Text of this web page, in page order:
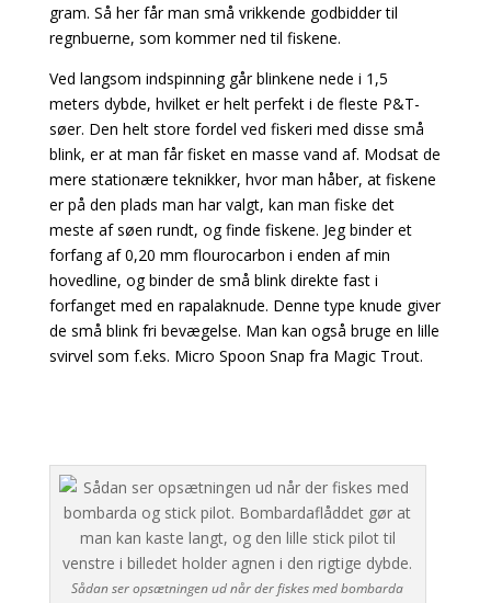
gram. Så her får man små vrikkende godbidder til
regnbuerne, som kommer ned til fiskene.
Ved langsom indspinning går blinkene nede i 1,5
meters dybde, hvilket er helt perfekt i de fleste P&T-
søer. Den helt store fordel ved fiskeri med disse små
blink, er at man får fisket en masse vand af. Modsat de
mere stationære teknikker, hvor man håber, at fiskene
er på den plads man har valgt, kan man fiske det
meste af søen rundt, og finde fiskene. Jeg binder et
forfang af 0,20 mm flourocarbon i enden af min
hovedline, og binder de små blink direkte fast i
forfanget med en rapalaknude. Denne type knude giver
de små blink fri bevægelse. Man kan også bruge en lille
svirvel som f.eks. Micro Spoon Snap fra Magic Trout.
Sådan ser opsætningen ud når der fiskes med bombarda